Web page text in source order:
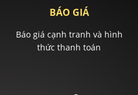
BÁO GIÁ
Báo giá cạnh tranh và hình
thức thanh toán